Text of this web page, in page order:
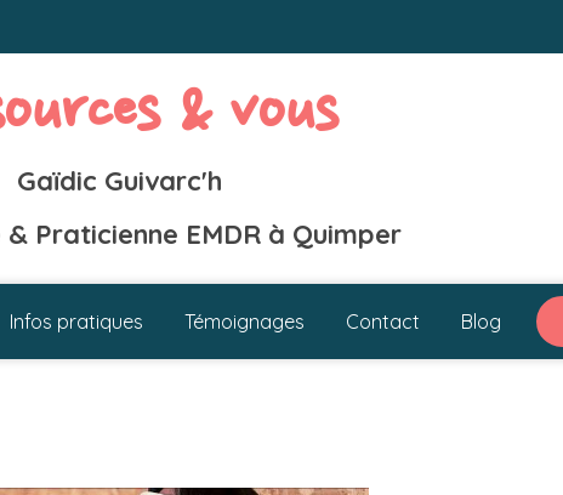
& vous
Gaïdic Guivarc'h
Praticienne EMDR à Quimper
Infos pratiques Témoignages Contact Blog